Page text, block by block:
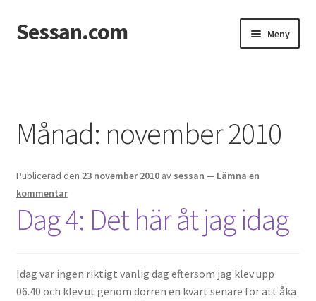
Hoppa
till
Hoppa
till
Sessan.com Meny
Integritetspolicy
Jessicas & Marcus bröllop
Ett helt fantastiskt bröllop!
Från Photoboothet
Månad: november 2010
Publicerad den 23 november 2010 av sessan — Lämna en
kommentar
Dag 4: Det här åt jag idag
Idag var ingen riktigt vanlig dag eftersom jag klev upp
06.40 och klev ut genom dörren en kvart senare för att åka